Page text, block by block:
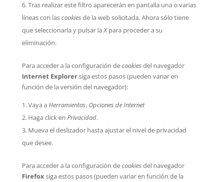
Tras realizar este filtro aparecerán en pantalla una o varias
líneas con lascookies de la web solicitada. Ahora sólo tiene
que seleccionarla y pulsar laXpara proceder a su
eliminación.
Para acceder a la configuración decookies del navegador
Internet Explorersiga estos pasos (pueden variar en
función de la versión del navegador):
Vaya aHerramientas, Opciones de Internet
Haga click en Privacidad.
Mueva el deslizador hasta ajustar el nivel de privacidad
que desee.
Para acceder a la configuración decookies del navegador
Firefox siga estos pasos (pueden variar en función de la